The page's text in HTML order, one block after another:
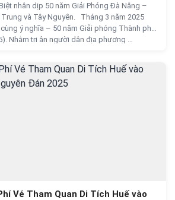
nhân dịp 50 năm Giải Phóng Đà Nẵng –
và Tây Nguyên. Tháng 3 năm 2025
ý nghĩa – 50 năm Giải phóng Thành phố
Nhằm tri ân người dân địa phương …
Vé Tham Quan Di Tích Huế vào